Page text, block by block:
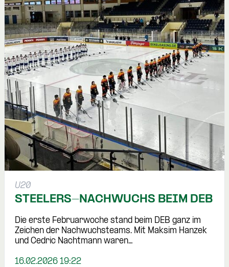
U20
STEELERS-NACHWUCHS BEIM DEB
Die erste Februarwoche stand beim DEB ganz im
Zeichen der Nachwuchsteams. Mit Maksim Hanzek
und Cedric Nachtmann waren…
16.02.2026 19:22